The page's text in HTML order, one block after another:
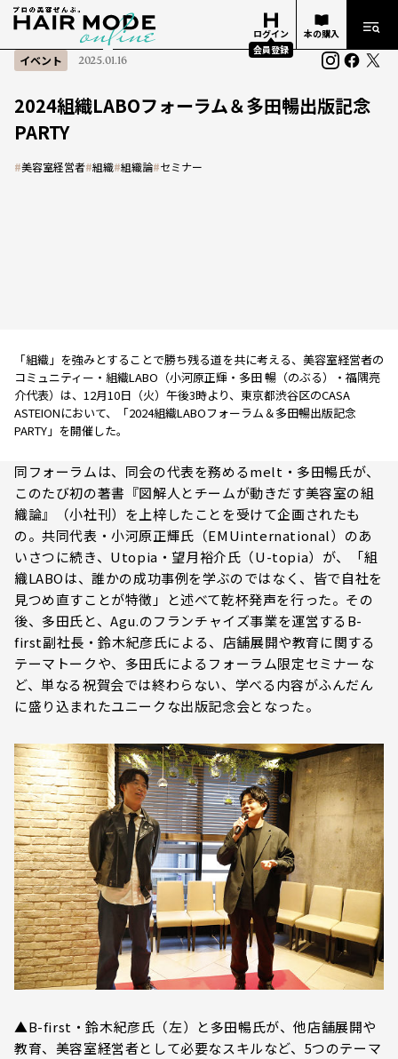
ログイン
会員登録
本の購入
イベント 2025.01.16
2024組織LABOフォーラム＆多田暢出版記念
PARTY
#美容室経営者#組織#組織論#セミナー
「組織」を強みとすることで勝ち残る道を共に考える、美容室経営者の
コミュニティー・組織LABO（小河原正輝・多田 暢（のぶる）・福隅亮
介代表）は、12月10日（火）午後3時より、東京都渋谷区のCASA
ASTEIONにおいて、「2024組織LABOフォーラム＆多田暢出版記念
PARTY」を開催した。
同フォーラムは、同会の代表を務めるmelt・多田暢氏が、
このたび初の著書『図解人とチームが動きだす美容室の組
織論』（小社刊）を上梓したことを受けて企画されたも
の。共同代表・小河原正輝氏（EMUinternational）のあ
いさつに続き、Utopia・望月裕介氏（U-topia）が、「組
織LABOは、誰かの成功事例を学ぶのではなく、皆で自社を
見つめ直すことが特徴」と述べて乾杯発声を行った。その
後、多田氏と、Agu.のフランチャイズ事業を運営するB-
first副社長・鈴木紀彦氏による、店舗展開や教育に関する
テーマトークや、多田氏によるフォーラム限定セミナーな
ど、単なる祝賀会では終わらない、学べる内容がふんだん
に盛り込まれたユニークな出版記念会となった。
▲B-first・鈴木紀彦氏（左）と多田暢氏が、他店舗展開や
教育、美容室経営者として必要なスキルなど、5つのテーマ